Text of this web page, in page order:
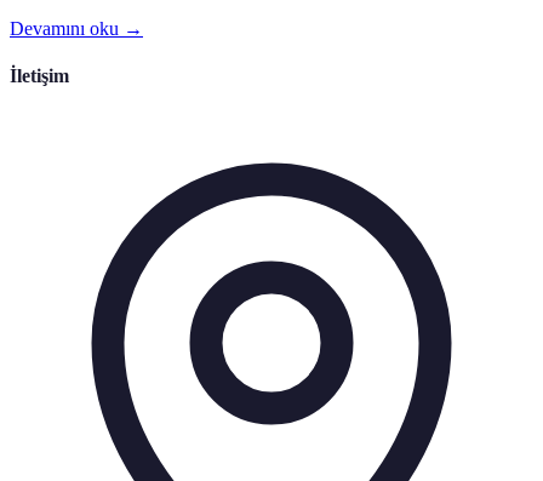
Devamını oku →
İletişim